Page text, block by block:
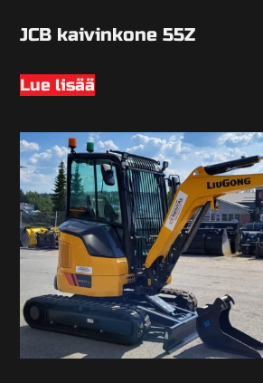
JCB kaivinkone 55Z
Lue lisää